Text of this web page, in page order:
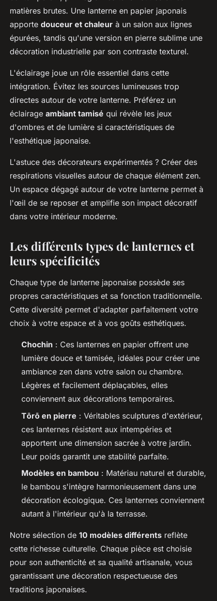
matières brutes. Une lanterne en papier japonais
apporte douceur et chaleur à un salon aux lignes
épurées, tandis qu'une version en pierre sublime une
décoration industrielle par son contraste texturel.
L'éclairage joue un rôle essentiel dans cette
intégration. Évitez les sources lumineuses trop
directes autour de votre lanterne. Préférez un
éclairage ambiant tamisé qui révèle les jeux
d'ombres et de lumière si caractéristiques de
l'esthétique japonaise.
L'astuce des décorateurs expérimentés ? Créer des
respirations visuelles autour de chaque élément zen.
Un espace dégagé autour de votre lanterne permet à
l'œil de se reposer et amplifie son impact décoratif
dans votre intérieur moderne.
Les différents types de lanternes et
leurs spécificités
Chaque type de lanterne japonaise possède ses
propres caractéristiques et sa fonction traditionnelle.
Cette diversité permet d'adapter parfaitement votre
choix à votre espace et à vos goûts esthétiques.
Chochin : Ces lanternes en papier offrent une
lumière douce et tamisée, idéales pour créer une
ambiance zen dans votre salon ou chambre.
Légères et facilement déplaçables, elles
conviennent aux décorations temporaires.
Tōrō en pierre : Véritables sculptures d'extérieur,
ces lanternes résistent aux intempéries et
apportent une dimension sacrée à votre jardin.
Leur poids garantit une stabilité parfaite.
Modèles en bambou : Matériau naturel et durable,
le bambou s'intègre harmonieusement dans une
décoration écologique. Ces lanternes conviennent
autant à l'intérieur qu'à la terrasse.
Notre sélection de 10 modèles différents reflète
cette richesse culturelle. Chaque pièce est choisie
pour son authenticité et sa qualité artisanale, vous
garantissant une décoration respectueuse des
traditions japonaises.